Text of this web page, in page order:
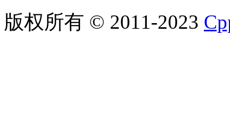
版权所有 © 2011-2023